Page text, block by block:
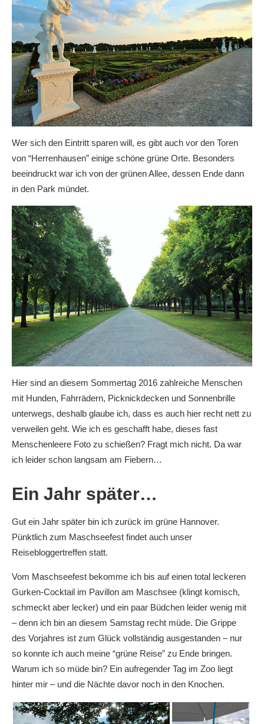
Wer sich den Eintritt sparen will, es gibt auch vor den Toren
von “Herrenhausen” einige schöne grüne Orte. Besonders
beeindruckt war ich von der grünen Allee, dessen Ende dann
in den Park mündet.
Hier sind an diesem Sommertag 2016 zahlreiche Menschen
mit Hunden, Fahrrädern, Picknickdecken und Sonnenbrille
unterwegs, deshalb glaube ich, dass es auch hier recht nett zu
verweilen geht. Wie ich es geschafft habe, dieses fast
Menschenleere Foto zu schießen? Fragt mich nicht. Da war
ich leider schon langsam am Fiebern…
Ein Jahr später…
Gut ein Jahr später bin ich zurück im grüne Hannover.
Pünktlich zum Maschseefest findet auch unser
Reisebloggertreffen statt.
Vom Maschseefest bekomme ich bis auf einen total leckeren
Gurken-Cocktail im Pavillon am Maschsee (klingt komisch,
schmeckt aber lecker) und ein paar Büdchen leider wenig mit
– denn ich bin an diesem Samstag recht müde. Die Grippe
des Vorjahres ist zum Glück vollständig ausgestanden – nur
so konnte ich auch meine “grüne Reise” zu Ende bringen.
Warum ich so müde bin? Ein aufregender Tag im Zoo liegt
hinter mir – und die Nächte davor noch in den Knochen.